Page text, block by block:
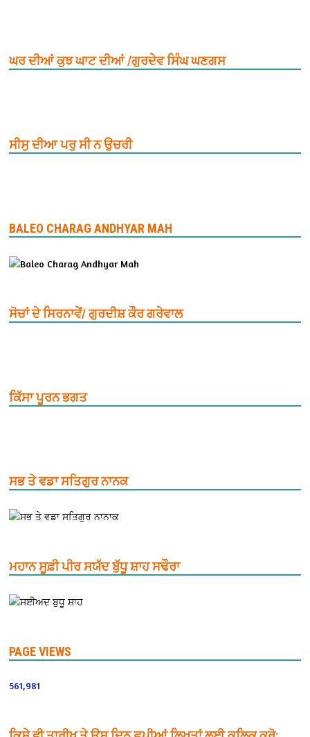
ਘਰ ਦੀਆਂ ਕੁਝ ਘਾਟ ਦੀਆਂ /ਗੁਰਦੇਵ ਸਿੰਘ ਘਣਗਸ
ਸੀਸੁ ਦੀਆ ਪਰੁ ਸੀ ਨ ਉਚਰੀ
BALEO CHARAG ANDHYAR MAH
ਸੋਚਾਂ ਦੇ ਸਿਰਨਾਵੇਂ/ ਗੁਰਦੀਸ਼ ਕੌਰ ਗਰੇਵਾਲ
ਕਿੱਸਾ ਪੂਰਨ ਭਗਤ
ਸਭ ਤੇ ਵਡਾ ਸਤਿਗੁਰ ਨਾਨਕ
ਮਹਾਨ ਸੂਫ਼ੀ ਪੀਰ ਸਯੱਦ ਬੁੱਧੂ ਸ਼ਾਹ ਸਢੌਰਾ
PAGE VIEWS
561,981